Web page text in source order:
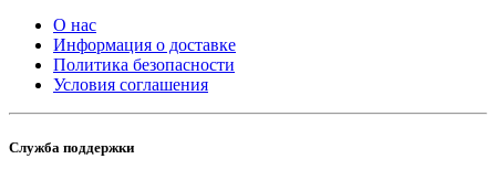
О нас
Информация о доставке
Политика безопасности
Условия соглашения
Служба поддержки